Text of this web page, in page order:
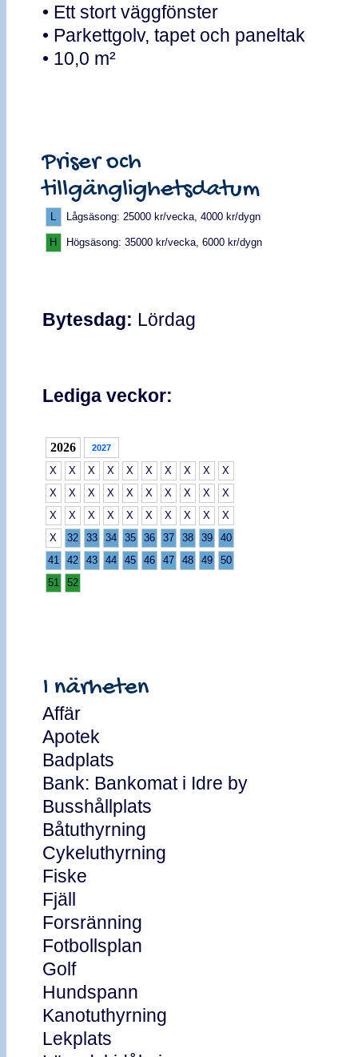
• Ett stort väggfönster
• Parkettgolv, tapet och paneltak
• 10,0 m²
Priser och
tillgänglighetsdatum
L Lågsäsong: 25000 kr/vecka, 4000 kr/dygn
H Högsäsong: 35000 kr/vecka, 6000 kr/dygn
Bytesdag: Lördag
Lediga veckor:
2026 2027
X X X X X X X X X
X
X
X X X X X X X X
X
X
X X X X X X X X
X
X
32 33 34 35 36 37 38 39
40
41
42 43 44 45 46 47 48 49
50
51
52
I närheten
Affär
Apotek
Badplats
Bank: Bankomat i Idre by
Busshållplats
Båtuthyrning
Cykeluthyrning
Fiske
Fjäll
Forsränning
Fotbollsplan
Golf
Hundspann
Kanotuthyrning
Lekplats